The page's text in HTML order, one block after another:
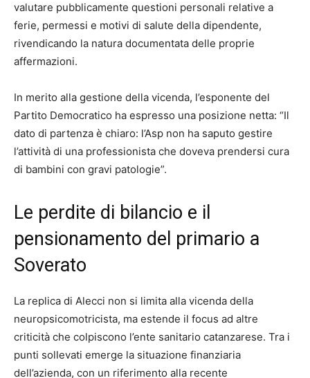
valutare pubblicamente questioni personali relative a
ferie, permessi e motivi di salute della dipendente,
rivendicando la natura documentata delle proprie
affermazioni.
In merito alla gestione della vicenda, l’esponente del
Partito Democratico ha espresso una posizione netta: “Il
dato di partenza è chiaro: l’Asp non ha saputo gestire
l’attività di una professionista che doveva prendersi cura
di bambini con gravi patologie”.
Le perdite di bilancio e il
pensionamento del primario a
Soverato
La replica di Alecci non si limita alla vicenda della
neuropsicomotricista, ma estende il focus ad altre
criticità che colpiscono l’ente sanitario catanzarese. Tra i
punti sollevati emerge la situazione finanziaria
dell’azienda, con un riferimento alla recente